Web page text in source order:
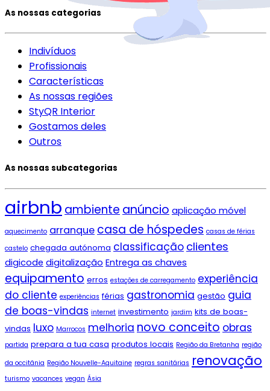
As nossas categorias
Indivíduos
Profissionais
Características
As nossas regiões
StyQR Interior
Gostamos deles
Outros
As nossas subcategorias
airbnb ambiente anúncio aplicação móvel
aquecimento arranque casa de hóspedes casas de férias
castelo chegada autónoma classificação clientes
digicode digitalização Entrega as chaves
equipamento erros estações de carregamento experiência
do cliente experiências férias gastronomia gestão guia
de boas-vindas internet investimento jardim kits de boas-
vindas luxo Marrocos melhoria novo conceito obras
partida prepara a tua casa produtos locais Região da Bretanha região
da occitânia Região Nouvelle-Aquitaine regras sanitárias renovação
turismo vacances vegan Ásia